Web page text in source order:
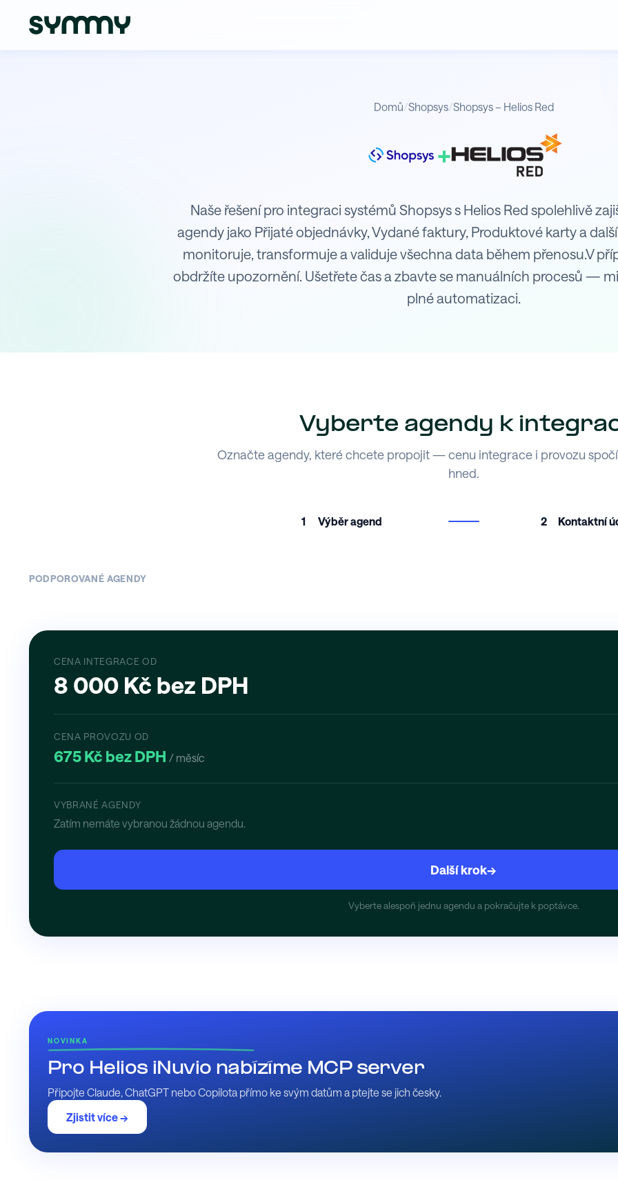
Domů/Shopsys/Shopsys – Helios Red
+
Integrace Shopsys s Helios RedNaše řešení pro integraci systémů Shopsys s Helios Red spolehlivě
agendy jako Přijaté objednávky, Vydané faktury, Produktové karty a
monitoruje, transformuje a validuje všechna data během přenosu.V
obdržíte upozornění. Ušetřete čas a zbavte se manuálních procesů —
plné automatizaci.
Vyberte agendy k
Označte agendy, které chcete propojit — cenu integrace i provozu
hned.
1 Výběr agend 2 Kontaktní
PODPOROVANÉ AGENDY
CENA INTEGRACE OD
8 000 Kč bez DPH
CENA PROVOZU OD
675 Kč bez DPH / měsíc
VYBRANÉ AGENDY
Zatím nemáte vybranou žádnou agendu.
Další krok→
Vyberte alespoň jednu agendu a pokračujte k poptávce.
NOVINKA
Pro Helios iNuvio nabízíme MCP server
Připojte Claude, ChatGPT nebo Copilota přímo ke svým datům a ptejte se jich česky.
Zjistit více →